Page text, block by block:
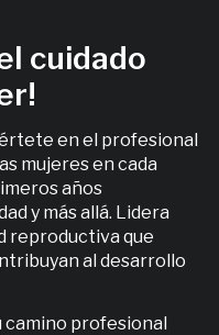
cuidado
en el profesional
mujeres en cada
años
y más allá. Lidera
reproductiva que
al desarrollo
camino profesional